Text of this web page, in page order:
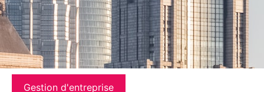
Gestion d'entreprise